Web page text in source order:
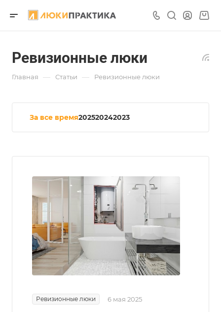
Ревизионные люки
Главная — Статьи — Ревизионные люки
За все время202520242023
Ревизионные люки 6 мая 2025